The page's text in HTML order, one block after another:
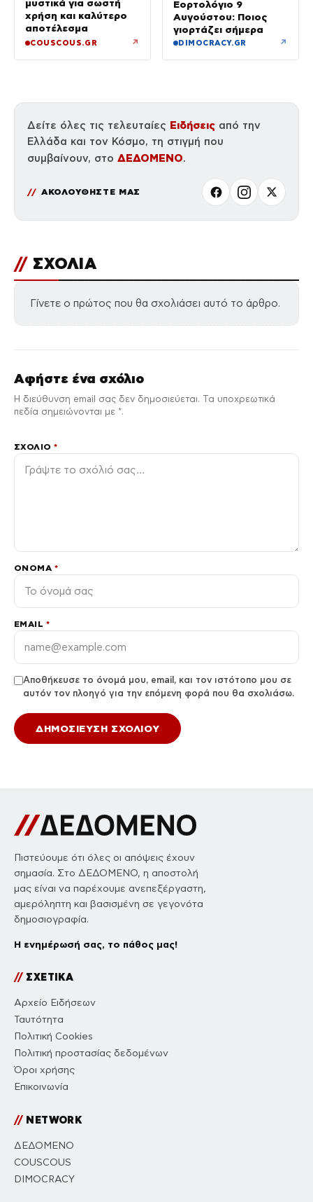
μυστικά για σωστή
χρήση και καλύτερο
αποτέλεσμα
COUSCOUS.GR ↗
Εορτολόγιο 9
Αυγούστου: Ποιος
γιορτάζει σήμερα
DIMOCRACY.GR ↗
Δείτε όλες τις τελευταίες Ειδήσεις από την
Ελλάδα και τον Κόσμο, τη στιγμή που
συμβαίνουν, στο ΔΕΔΟΜΕΝΟ.
ΑΚΟΛΟΥΘΗΣΤΕ ΜΑΣ
// ΣΧΟΛΙΑ
Γίνετε ο πρώτος που θα σχολιάσει αυτό το άρθρο.
Αφήστε ένα σχόλιο
Η διεύθυνση email σας δεν δημοσιεύεται. Τα υποχρεωτικά
πεδία σημειώνονται με *.
ΣΧΌΛΙΟ*
ΌΝΟΜΑ *
EMAIL *
Αποθήκευσε το όνομά μου, email, και τον ιστότοπο μου σε
αυτόν τον πλοηγό για την επόμενη φορά που θα σχολιάσω.
Πιστεύουμε ότι όλες οι απόψεις έχουν
σημασία. Στο ΔΕΔΟΜΕΝΟ, η αποστολή
μας είναι να παρέχουμε ανεπεξέργαστη,
αμερόληπτη και βασισμένη σε γεγονότα
δημοσιογραφία.
Η ενημέρωσή σας, το πάθος μας!
//ΣΧΕΤΙΚΑ
Αρχείο Ειδήσεων
Ταυτότητα
Πολιτική Cookies
Πολιτική προστασίας δεδομένων
Όροι χρήσης
Επικοινωνία
//NETWORK
ΔΕΔΟΜΕΝΟ
COUSCOUS
DIMOCRACY